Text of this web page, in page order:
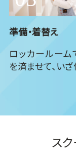
準備・着替え
ロッカールーム
を済ませて、いざ
ス